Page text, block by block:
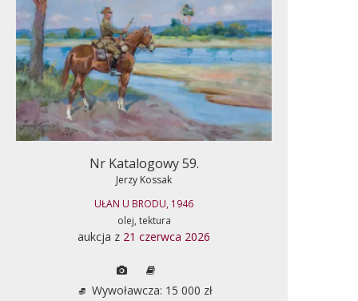
Nr Katalogowy 59.
Jerzy Kossak
UŁAN U BRODU, 1946
olej, tektura
aukcja z 21 czerwca 2026
Wywoławcza: 15 000 zł